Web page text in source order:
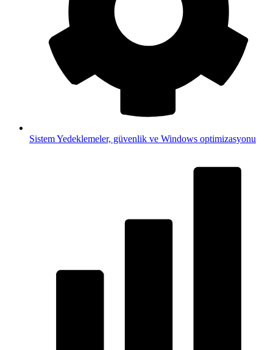
SistemYedeklemeler, güvenlik ve Windows optimizasyonu